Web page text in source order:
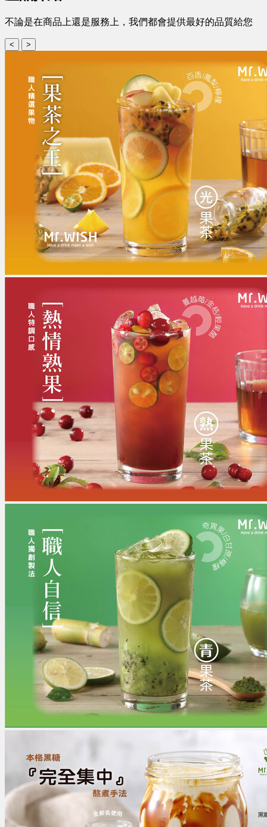
不論是在商品上還是服務上，我們都會提供最好的品質給您
< >